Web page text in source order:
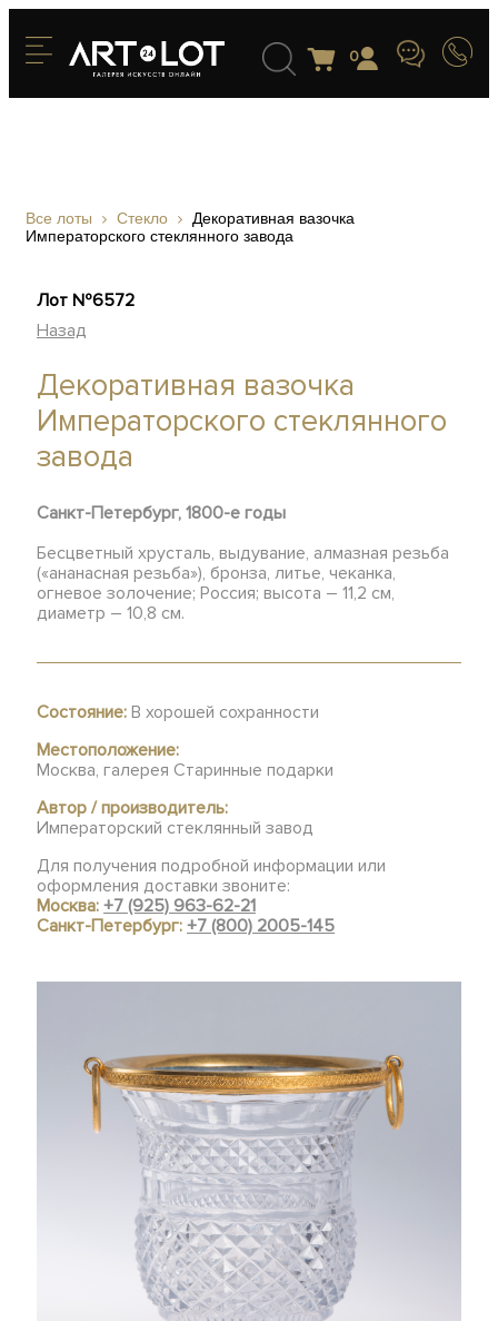
0
Все лоты Стекло
Декоративная вазочка
Императорского стеклянного завода
Лот №6572
Назад
Декоративная вазочка
Императорского стеклянного
завода
Санкт-Петербург, 1800-е годы
Бесцветный хрусталь, выдувание, алмазная резьба
(«ананасная резьба»), бронза, литье, чеканка,
огневое золочение; Россия; высота – 11,2 см,
диаметр – 10,8 см.
Состояние: В хорошей сохранности
Местоположение:
Москва, галерея Старинные подарки
Автор / производитель:
Императорский стеклянный завод
Для получения подробной информации или
оформления доставки звоните:
Москва:+7 (925) 963-62-21
Санкт-Петербург:+7 (800) 2005-145